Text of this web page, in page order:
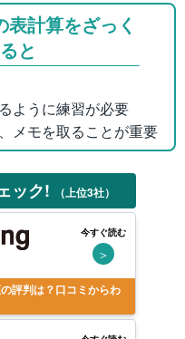
計算をざっく
と
ように練習が必要
メモを取ることが重要
ック! （上位3社）
今すぐ読む
＞
評判は？口コミからわ